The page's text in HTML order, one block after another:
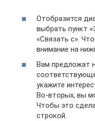
Отобразится
выбрать пункт
«Связать с».
внимание на
Вам предложат
укажите
Во-вторых, вы
Чтобы это
строкой.